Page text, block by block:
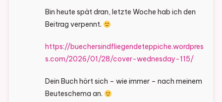
Bin heute spät dran, letzte Woche hab ich den
Beitrag verpennt.
https://buechersindfliegendeteppiche.wordpres
s.com/2026/01/28/cover-wednesday-115/
Dein Buch hört sich – wie immer – nach meinem
Beuteschema an.